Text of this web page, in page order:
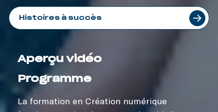
Histoires à succès
Aperçu vidéo
Programme
La formation en Création numérique